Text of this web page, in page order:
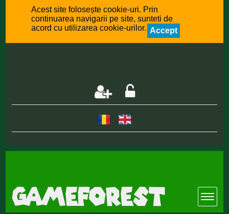
Acest site folosește cookie-uri. Prin
continuarea navigarii pe site, sunteti de
acord cu utilizarea cookie-urilor. Accept